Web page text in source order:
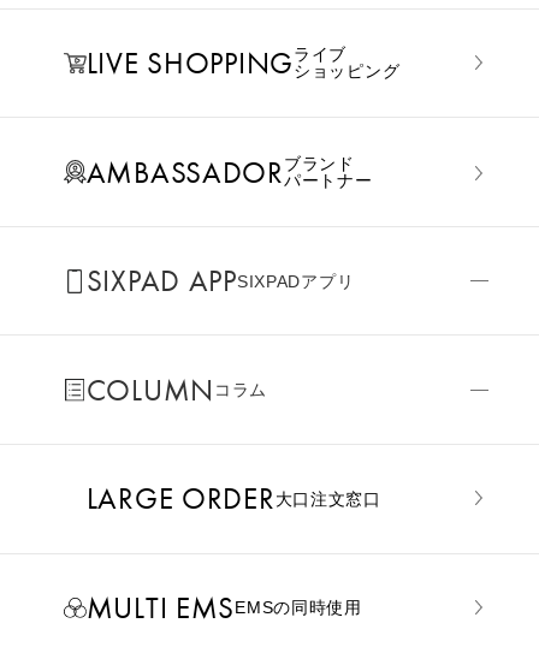
LIVE SHOPPINGライブ
ショッピング
AMBASSADORブランド
パートナー
SIXPAD APPSIXPADアプリ
COLUMN コラム
LARGE ORDER⼤⼝注⽂窓⼝
MULTI EMSEMSの同時使用